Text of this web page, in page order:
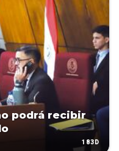
podrá recibir
183D